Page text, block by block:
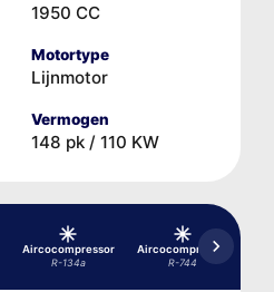
1950 CC
Motortype
Lijnmotor
Vermogen
148 pk / 110 KW
Aircocompressor
R-134a
Aircocompressor
R-744